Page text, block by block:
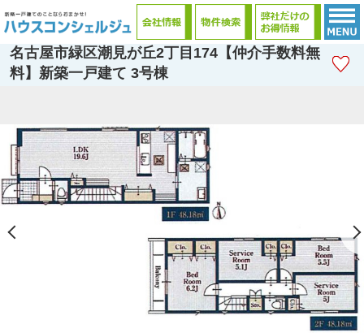
名古屋市緑区潮見が丘2丁目174【仲介手数料無
料】新築一戸建て 3号棟